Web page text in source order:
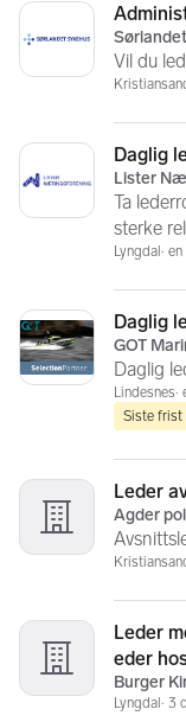
Vil du
Daglig
Lister
Ta
sterke
Lyngdal en
Daglig
GOT
Daglig
Lindesnes
Siste frist
Leder
Agder
Leder
eder
Burger
Lyngdal 3